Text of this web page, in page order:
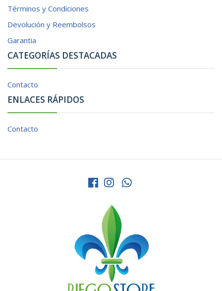
Términos y Condiciones
Devolución y Reembolsos
Garantia
CATEGORÍAS DESTACADAS
Contacto
ENLACES RÁPIDOS
Contacto